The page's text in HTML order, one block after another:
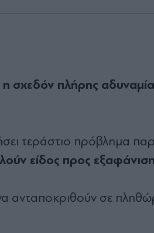
η σχεδόν πλήρης
τεράστιο πρόβλημα
είδος προς
ανταποκριθούν σε